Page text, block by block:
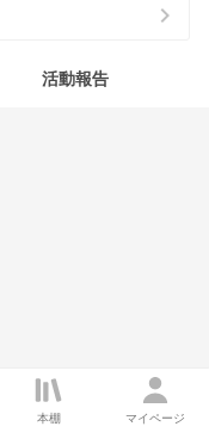
本棚 マイページ
chevron_right
活動報告